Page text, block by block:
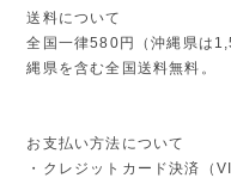
送料について
全国一律580円（沖縄県は
縄県を含む全国送料無料。
お支払い方法について
・クレジットカード決済（